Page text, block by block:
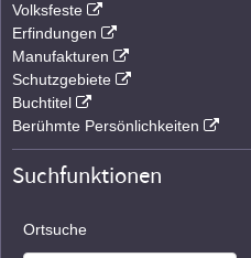
Volksfeste
Erfindungen
Manufakturen
Schutzgebiete
Buchtitel
Berühmte Persönlichkeiten
Suchfunktionen
Ortsuche